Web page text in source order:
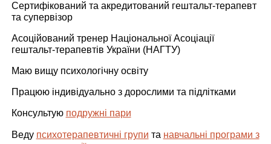
Сертифікований та акредитований гештальт-терапевт
та супервізор
Асоційований тренер Національної Асоціації
гештальт-терапевтів України (НАГТУ)
Маю вищу психологічну освіту
Працюю індивідуально з дорослими та підлітками
Консультую подружні пари
Веду психотерапевтичні групи та навчальні програми з